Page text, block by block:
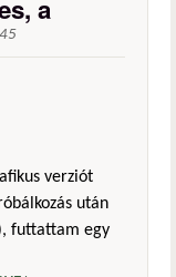
a
verziót
után
futtattam egy